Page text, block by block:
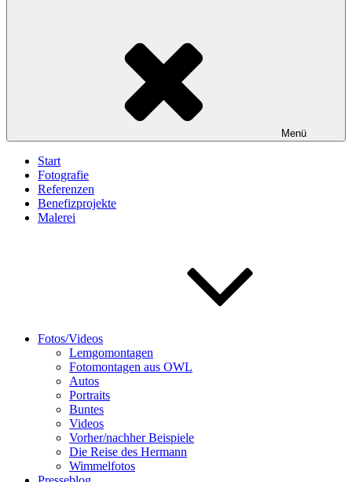
Menü
Start
Fotografie
Referenzen
Benefizprojekte
Malerei
Fotos/Videos
Lemgomontagen
Fotomontagen aus OWL
Autos
Portraits
Buntes
Videos
Vorher/nachher Beispiele
Die Reise des Hermann
Wimmelfotos